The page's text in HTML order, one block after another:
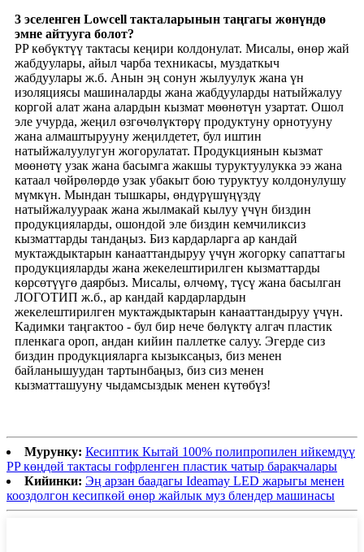
3 эселенген Lowcell такталарынын таңгагы жөнүндө
эмне айтууга болот?
PP көбүктүү тактасы кеңири колдонулат. Мисалы, өнөр жай
жабдуулары, айыл чарба техникасы, муздаткыч
жабдуулары ж.б. Анын эң сонун жылуулук жана үн
изоляциясы машиналарды жана жабдууларды натыйжалуу
коргой алат жана алардын кызмат мөөнөтүн узартат. Ошол
эле учурда, жеңил өзгөчөлүктөрү продуктуну орнотууну
жана алмаштырууну жеңилдетет, бул иштин
натыйжалуулугун жогорулатат. Продукциянын кызмат
мөөнөтү узак жана басымга жакшы туруктуулукка ээ жана
катаал чөйрөлөрдө узак убакыт бою туруктуу колдонулушу
мүмкүн. Мындан тышкары, өндүрүшүңүздү
натыйжалуураак жана жылмакай кылуу үчүн биздин
продукцияларды, ошондой эле биздин кемчиликсиз
кызматтарды тандаңыз. Биз кардарларга ар кандай
муктаждыктарын канааттандыруу үчүн жогорку сапаттагы
продукцияларды жана жекелештирилген кызматтарды
көрсөтүүгө даярбыз. Мисалы, өлчөмү, түсү жана басылган
ЛОГОТИП ж.б., ар кандай кардарлардын
жекелештирилген муктаждыктарын канааттандыруу үчүн.
Кадимки таңгактоо - бул бир нече бөлүктү алгач пластик
пленкага ороп, андан кийин паллетке салуу. Эгерде сиз
биздин продукцияларга кызыксаңыз, биз менен
байланышуудан тартынбаңыз, биз сиз менен
кызматташууну чыдамсыздык менен күтөбүз!
Мурунку: Кесиптик Кытай 100% полипропилен ийкемдүү
PP көңдөй тактасы гофрленген пластик чатыр баракчалары
Кийинки: Эң арзан баадагы Ideamay LED жарыгы менен
кооздолгон кесипкөй өнөр жайлык муз блендер машинасы